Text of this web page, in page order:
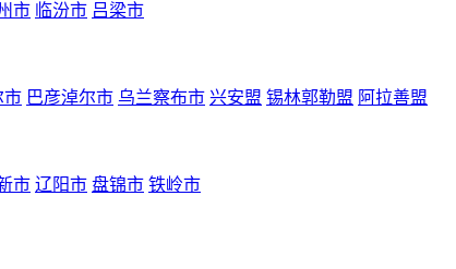
市 临汾市 吕梁市
市 巴彦淖尔市 乌兰察布市 兴安盟 锡林郭勒盟 阿拉善盟
市 辽阳市 盘锦市 铁岭市